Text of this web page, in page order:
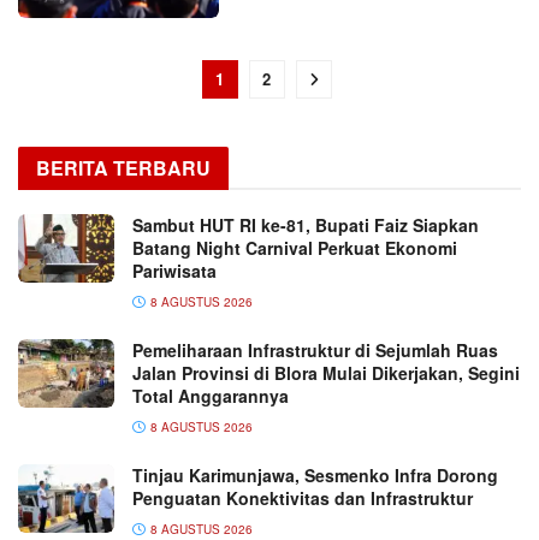
1 2
BERITA TERBARU
Sambut HUT RI ke-81, Bupati Faiz Siapkan
Batang Night Carnival Perkuat Ekonomi
Pariwisata
8 AGUSTUS 2026
Pemeliharaan Infrastruktur di Sejumlah Ruas
Jalan Provinsi di Blora Mulai Dikerjakan, Segini
Total Anggarannya
8 AGUSTUS 2026
Tinjau Karimunjawa, Sesmenko Infra Dorong
Penguatan Konektivitas dan Infrastruktur
8 AGUSTUS 2026